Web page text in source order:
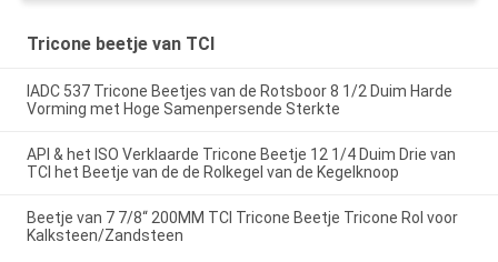
Tricone beetje van TCI
IADC 537 Tricone Beetjes van de Rotsboor 8 1/2 Duim Harde
Vorming met Hoge Samenpersende Sterkte
API & het ISO Verklaarde Tricone Beetje 12 1/4 Duim Drie van
TCI het Beetje van de de Rolkegel van de Kegelknoop
Beetje van 7 7/8“ 200MM TCI Tricone Beetje Tricone Rol voor
Kalksteen/Zandsteen